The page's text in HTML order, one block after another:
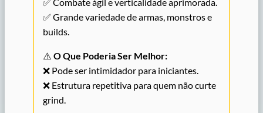
✅ Grande variedade de armas, monstros e
builds.
⚠️ O Que Poderia Ser Melhor:
❌ Pode ser intimidador para iniciantes.
❌ Estrutura repetitiva para quem não curte
grind.